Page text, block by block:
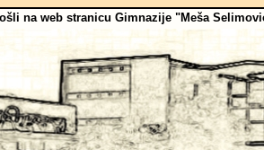
na web stranicu Gimnazije "Meša